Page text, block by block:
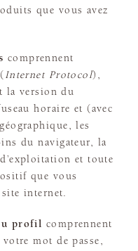
que vous avez
comprennent
Internet Protocol),
la version du
horaire et (avec
les
du navigateur, la
et toute
que vous
internet.
profil comprennent
mot de passe,